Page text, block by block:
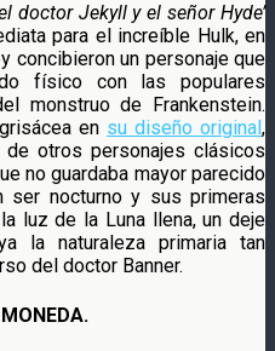
doctor Jekyll y el señor Hyde’
para el increíble Hulk, en
concibieron un personaje que
físico con las populares
monstruo de Frankenstein.
en su diseño original ,
otros personajes clásicos
no guardaba mayor parecido
ser nocturno y sus primeras
luz de la Luna llena, un deje
la naturaleza primaria tan
del doctor Banner.